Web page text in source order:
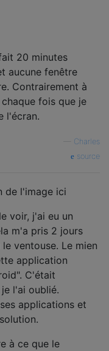
20 minutes
aucune fenêtre
Contrairement à
fois que je
l'écran.
Charles
source
voir, j'ai eu un
m'a pris 2 jours
ventouse. Le mien
application
C'était
l'ai oublié.
applications et
à ce que le